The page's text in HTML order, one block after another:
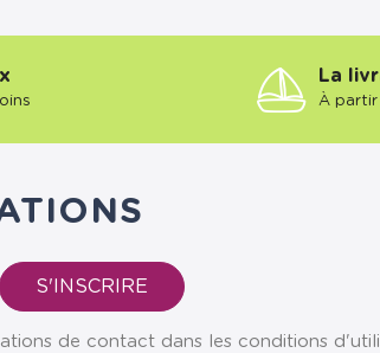
La
À
de contact dans les conditions